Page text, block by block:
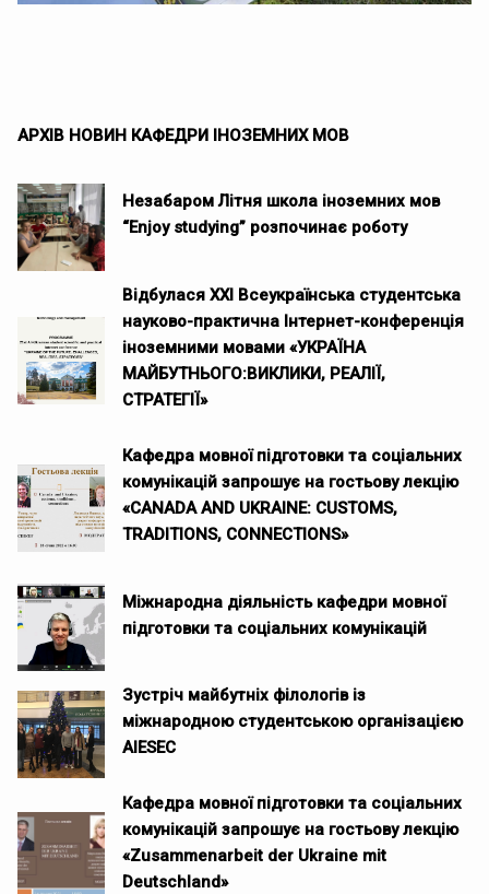
АРХІВ НОВИН КАФЕДРИ ІНОЗЕМНИХ МОВ
Незабаром Літня школа іноземних мов
“Enjoy studying” розпочинає роботу
Відбулася ХХІ Всеукраїнська студентська
науково-практична Інтернет-конференція
іноземними мовами «УКРАЇНА
МАЙБУТНЬОГО:ВИКЛИКИ, РЕАЛІЇ,
СТРАТЕГІЇ»
Кафедра мовної підготовки та соціальних
комунікацій запрошує на гостьову лекцію
«CANADA AND UKRAINE: CUSTOMS,
TRADITIONS, CONNECTIONS»
Міжнародна діяльність кафедри мовної
підготовки та соціальних комунікацій
Зустріч майбутніх філологів із
міжнародною студентською організацією
AIESEC
Кафедра мовної підготовки та соціальних
комунікацій запрошує на гостьову лекцію
«Zusammenarbeit der Ukraine mit
Deutschland»